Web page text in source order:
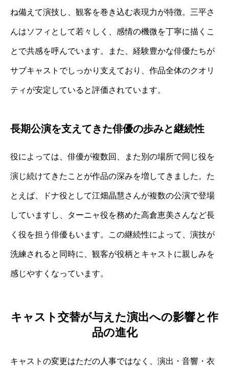
ね備えて演技し、観客を巻き込む表現力が特徴。三平さ
んはソフィとして若々しく、感情の機微を丁寧に描くこ
とで共感を呼んでいます。また、経験豊かな俳優たちが
サブキャストでしっかり支えており、作品全体のクオリ
ティが安定していると評価されています。
長期公演を支えてきた俳優の歩みと継続性
役によっては、俳優が複数回、また別の場所で同じ役を
演じ続けてきたことが作品の深みを増してきました。た
とえば、ドナ役として江畑晶慧さんが複数の公演で登場
していますし、ターニャ役を務めた高倉恵美さんなど長
く役を担う俳優もいます。この継続性によって、演技が
洗練されると同時に、観客が役柄とキャストに親しみを
感じやすくなっています。
キャスト交替が与えた演出への影響と作
品の進化
キャストの変更はただの人事ではなく、演出・音響・衣